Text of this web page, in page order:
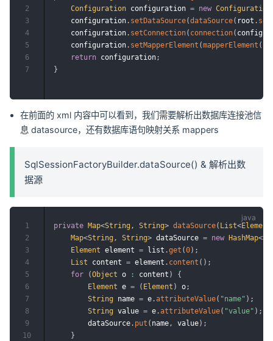
Configuration configuration = new Configuration
    configuration
. setDataSource(dataSource( root .
    configuration
. setConnection( connection(
    configuration
. setMapperElement (mapperElement (
return configuration ;
}
2
3
4
5
6
7
在前面的 xml 内容中可以看到，我们需要解析出数据库连接池信
息 datasource，还有数据库语句映射关系 mappers
SqlSessionFactoryBuilder.dataSource() & 解析出数
据源
private Map<String , String> dataSource( List<Element
Map<String , String> dataSource = new HashMap<>
Element element = list .get (0) ;
List content = element . content ( ) ;
for
(Object o : content )
{
Element e = ( Element ) o;
String name = e .attributeValue( "name" ) ;
String value = e .attributeValue( "value" ) ;
        dataSource
. put ( name, value) ;
}
1
2
3
4
5
6
7
8
9
10